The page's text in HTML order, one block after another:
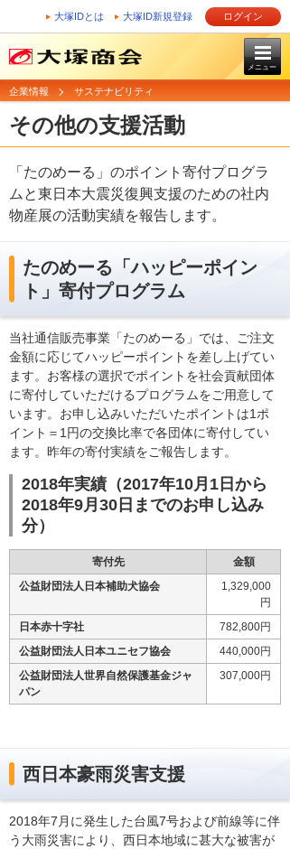
大塚IDとは 大塚ID新規登録 ログイン
メニュー
企業情報 サステナビリティ
その他の支援活動
「たのめーる」のポイント寄付プログラ
ムと東日本大震災復興支援のための社内
物産展の活動実績を報告します。
たのめーる「ハッピーポイン
ト」寄付プログラム
当社通信販売事業「たのめーる」では、ご注文
金額に応じてハッピーポイントを差し上げてい
ます。お客様の選択でポイントを社会貢献団体
に寄付していただけるプログラムをご用意して
います。お申し込みいただいたポイントは1ポ
イント＝1円の交換比率で各団体に寄付してい
ます。昨年の寄付実績をご報告します。
2018年実績（2017年10月1日から
2018年9月30日までのお申し込み
分）
寄付先
金額
公益財団法人日本補助犬協会
1,329,000
円
日本赤十字社
782,800円
公益財団法人日本ユニセフ協会
440,000円
公益財団法人世界自然保護基金ジャ
パン
307,000円
西日本豪雨災害支援
2018年7月に発生した台風7号および前線等に伴
う大雨災害により、西日本地域に甚大な被害が